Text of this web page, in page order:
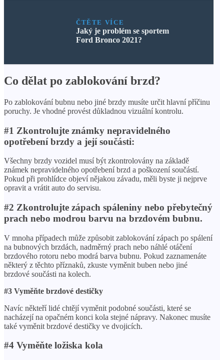
ČTĚTE VÍCE
Jaký je problém se sportem
Ford Bronco 2021?
Co dělat po zablokování brzd?
Po zablokování bubnu nebo jiné brzdy musíte určit hlavní příčinu
poruchy. Je vhodné provést důkladnou vizuální kontrolu.
#1 Zkontrolujte známky nepravidelného
opotřebení brzdy a její součásti:
Všechny brzdy vozidel musí být zkontrolovány na základě
známek nepravidelného opotřebení brzd a poškození součástí.
Pokud při prohlídce objeví nějakou závadu, měli byste ji nejprve
opravit a vrátit auto do servisu.
#2 Zkontrolujte zápach spáleniny nebo přebytečný
prach nebo modrou barvu na brzdovém bubnu.
V mnoha případech může způsobit zablokování zápach po spálení
na bubnových brzdách, nadměrný prach nebo náhlé otáčení
brzdového rotoru nebo modrá barva bubnu. Pokud zaznamenáte
některý z těchto příznaků, zkuste vyměnit buben nebo jiné
brzdové součásti na kolech.
#3 Vyměňte brzdové destičky
Navíc někteří lidé chtějí vyměnit podobné součásti, které se
nacházejí na opačném konci kola stejné nápravy. Nakonec musíte
také vyměnit brzdové destičky ve dvojicích.
#4 Vyměňte ložiska kola